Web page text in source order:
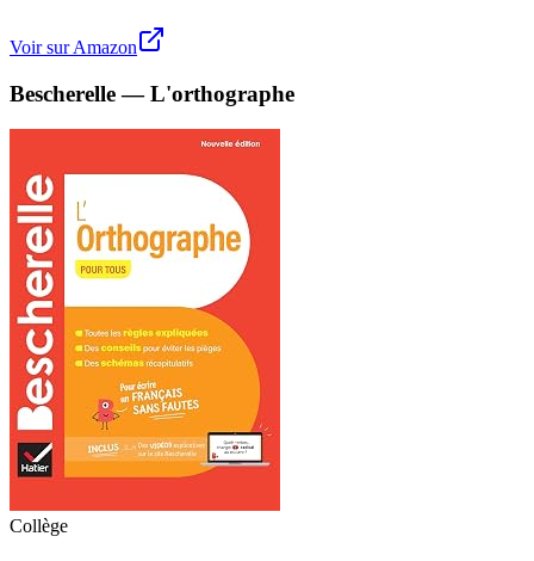
Voir sur Amazon
Bescherelle — L'orthographe
Collège